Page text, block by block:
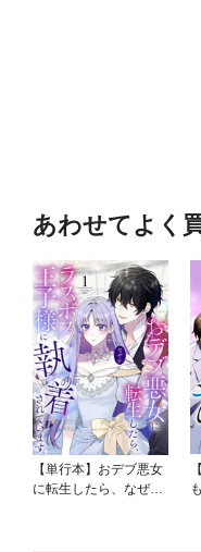
あわせてよく
【単行本】おデブ悪女
に転生したら、なぜか